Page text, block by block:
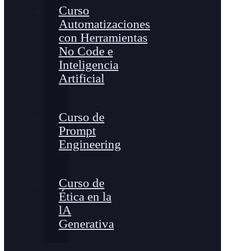
Curso
Automatizaciones
con Herramientas
No Code e
Inteligencia
Artificial
Curso de
Prompt
Engineering
Curso de
Ética en la
lA
Generativa